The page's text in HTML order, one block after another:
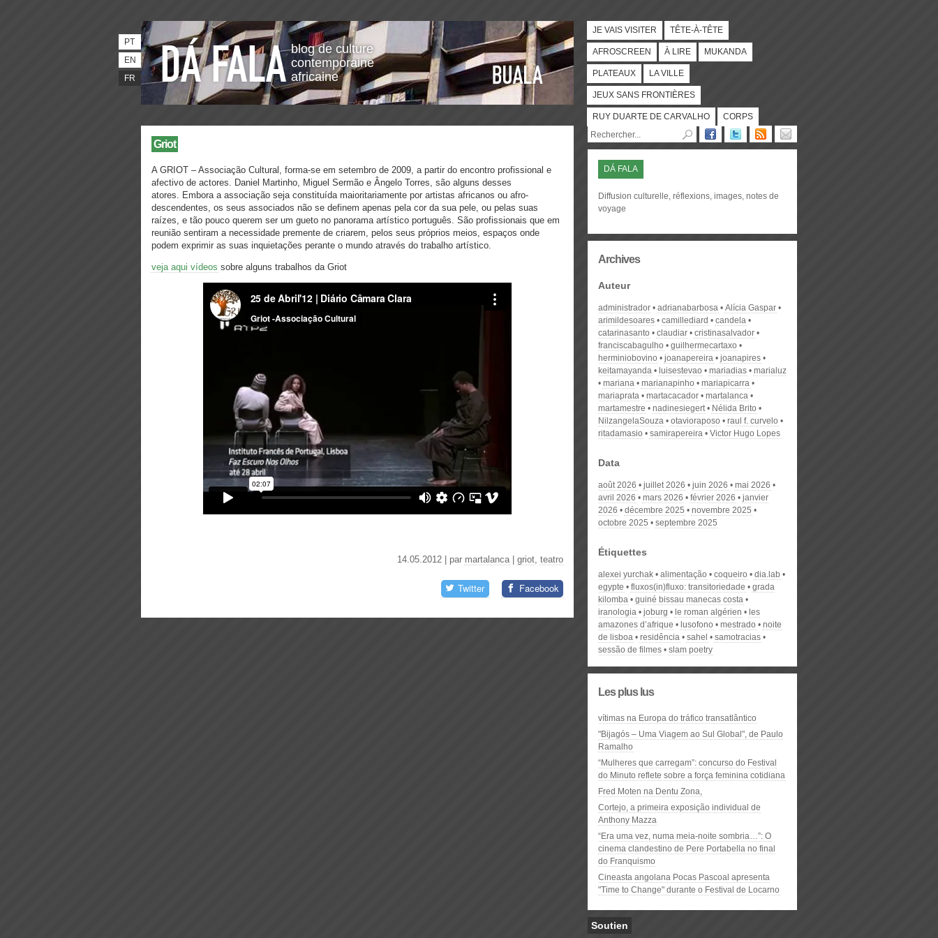
blog de culture
contemporaine
africaine
PT
EN
FR
JE VAIS VISITER TÊTE-À-TÊTE
AFROSCREEN À LIRE MUKANDA
PLATEAUX LA VILLE
JEUX SANS FRONTIÈRES
RUY DUARTE DE CARVALHO CORPS
Griot
A GRIOT – Associação Cultural, forma-se em setembro de 2009, a partir do encontro profissional e
afectivo de actores. Daniel Martinho, Miguel Sermão e Ângelo Torres, são alguns desses
atores. Embora a associação seja constituída maioritariamente por artistas africanos ou afro-
descendentes, os seus associados não se definem apenas pela cor da sua pele, ou pelas suas
raízes, e tão pouco querem ser um gueto no panorama artístico português. São profissionais que em
reunião sentiram a necessidade premente de criarem, pelos seus próprios meios, espaços onde
podem exprimir as suas inquietações perante o mundo através do trabalho artístico.
veja aqui vídeos sobre alguns trabalhos da Griot
14.05.2012 | par martalanca| griot, teatro
Twitter Facebook
DÁ FALA
Diffusion culturelle, réflexions, images, notes de
voyage
Archives
Auteur
administrador adrianabarbosa
Alícia Gaspar
arimildesoares
camillediard
candela
catarinasanto
claudiar
cristinasalvador
franciscabagulho
guilhermecartaxo
herminiobovino
joanapereira
joanapires
keitamayanda
luisestevao mariadias
marialuz
mariana
marianapinho
mariapicarra
mariaprata
martacacador
martalanca
martamestre
nadinesiegert
Nélida Brito
NilzangelaSouza
otavioraposo
raul f. curvelo
ritadamasio
samirapereira Victor Hugo Lopes
Data
août 2026 juillet 2026 juin 2026
mai 2026
avril 2026
mars 2026 février 2026
janvier
2026
décembre 2025
novembre 2025
octobre 2025
septembre 2025
Étiquettes
alexei yurchak alimentação coqueiro
dia.lab
egypte
fluxos(in)fluxo: transitoriedade
grada
kilomba
guiné bissau manecas costa
iranologia
joburg le roman algérien
les
amazones d’afrique
lusofono mestrado
noite
de lisboa
residência sahel
samotracias
sessão de filmes
slam poetry
Les plus lus
vítimas na Europa do tráfico transatlântico
"Bijagós – Uma Viagem ao Sul Global", de Paulo
Ramalho
“Mulheres que carregam”: concurso do Festival
do Minuto reflete sobre a força feminina cotidiana
Fred Moten na Dentu Zona,
Cortejo, a primeira exposição individual de
Anthony Mazza
“Era uma vez, numa meia-noite sombria…”: O
cinema clandestino de Pere Portabella no final
do Franquismo
Cineasta angolana Pocas Pascoal apresenta
"Time to Change" durante o Festival de Locarno
Soutien